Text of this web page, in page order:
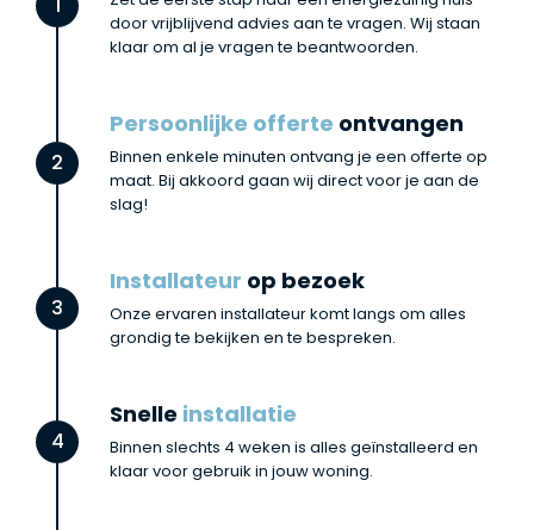
door vrijblijvend advies aan te vragen. Wij staan
klaar om al je vragen te beantwoorden.
Persoonlijke offerte ontvangen
Binnen enkele minuten ontvang je een offerte op
maat. Bij akkoord gaan wij direct voor je aan de
slag!
2
Installateur op bezoek
Onze ervaren installateur komt langs om alles
grondig te bekijken en te bespreken.
3
Snelle installatie
Binnen slechts 4 weken is alles geïnstalleerd en
klaar voor gebruik in jouw woning.
4